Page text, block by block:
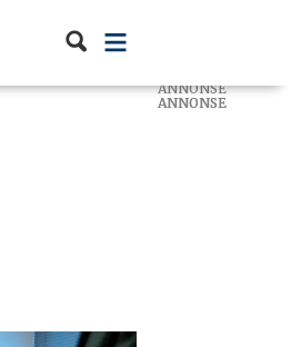
ANNONSE
ANNONSE
ANNONSE